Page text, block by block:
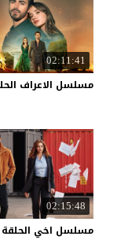
02:11:41
مسلسل الاعراف
02:15:48
مسلسل اخي الحلقة